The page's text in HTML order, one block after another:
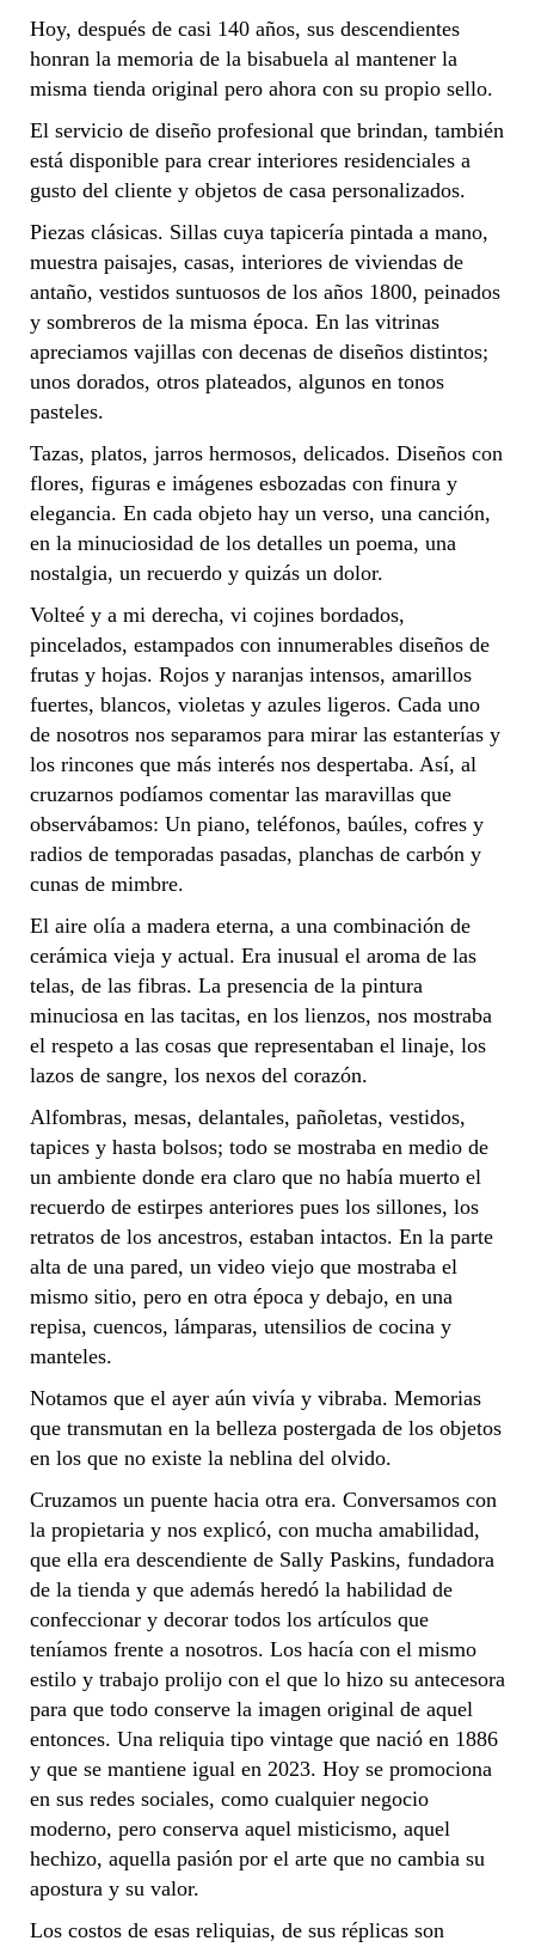
Hoy, después de casi 140 años, sus descendientes
honran la memoria de la bisabuela al mantener la
misma tienda original pero ahora con su propio sello.
El servicio de diseño profesional que brindan, también
está disponible para crear interiores residenciales a
gusto del cliente y objetos de casa personalizados.
Piezas clásicas. Sillas cuya tapicería pintada a mano,
muestra paisajes, casas, interiores de viviendas de
antaño, vestidos suntuosos de los años 1800, peinados
y sombreros de la misma época. En las vitrinas
apreciamos vajillas con decenas de diseños distintos;
unos dorados, otros plateados, algunos en tonos
pasteles.
Tazas, platos, jarros hermosos, delicados. Diseños con
flores, figuras e imágenes esbozadas con finura y
elegancia. En cada objeto hay un verso, una canción,
en la minuciosidad de los detalles un poema, una
nostalgia, un recuerdo y quizás un dolor.
Volteé y a mi derecha, vi cojines bordados,
pincelados, estampados con innumerables diseños de
frutas y hojas. Rojos y naranjas intensos, amarillos
fuertes, blancos, violetas y azules ligeros. Cada uno
de nosotros nos separamos para mirar las estanterías y
los rincones que más interés nos despertaba. Así, al
cruzarnos podíamos comentar las maravillas que
observábamos: Un piano, teléfonos, baúles, cofres y
radios de temporadas pasadas, planchas de carbón y
cunas de mimbre.
El aire olía a madera eterna, a una combinación de
cerámica vieja y actual. Era inusual el aroma de las
telas, de las fibras. La presencia de la pintura
minuciosa en las tacitas, en los lienzos, nos mostraba
el respeto a las cosas que representaban el linaje, los
lazos de sangre, los nexos del corazón.
Alfombras, mesas, delantales, pañoletas, vestidos,
tapices y hasta bolsos; todo se mostraba en medio de
un ambiente donde era claro que no había muerto el
recuerdo de estirpes anteriores pues los sillones, los
retratos de los ancestros, estaban intactos. En la parte
alta de una pared, un video viejo que mostraba el
mismo sitio, pero en otra época y debajo, en una
repisa, cuencos, lámparas, utensilios de cocina y
manteles.
Notamos que el ayer aún vivía y vibraba. Memorias
que transmutan en la belleza postergada de los objetos
en los que no existe la neblina del olvido.
Cruzamos un puente hacia otra era. Conversamos con
la propietaria y nos explicó, con mucha amabilidad,
que ella era descendiente de Sally Paskins, fundadora
de la tienda y que además heredó la habilidad de
confeccionar y decorar todos los artículos que
teníamos frente a nosotros. Los hacía con el mismo
estilo y trabajo prolijo con el que lo hizo su antecesora
para que todo conserve la imagen original de aquel
entonces. Una reliquia tipo vintage que nació en 1886
y que se mantiene igual en 2023. Hoy se promociona
en sus redes sociales, como cualquier negocio
moderno, pero conserva aquel misticismo, aquel
hechizo, aquella pasión por el arte que no cambia su
apostura y su valor.
Los costos de esas reliquias, de sus réplicas son